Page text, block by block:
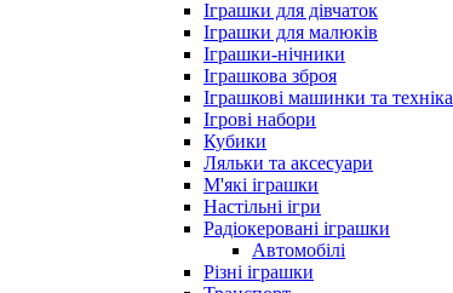
Іграшки для дівчаток
Іграшки для малюків
Іграшки-нічники
Іграшкова зброя
Іграшкові машинки та техніка
Ігрові набори
Кубики
Ляльки та аксесуари
М'які іграшки
Настільні ігри
Радіокеровані іграшки
Автомобілі
Різні іграшки